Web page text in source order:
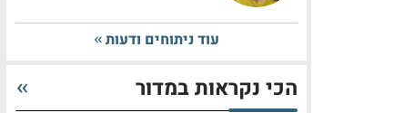
עוד ניתוחים ודעות
הכי נקראות במדור